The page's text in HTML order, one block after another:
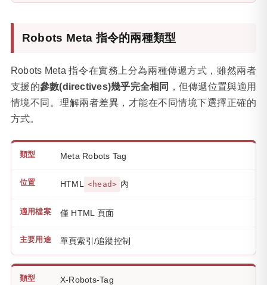
Robots Meta 指令的兩種類型
Robots Meta 指令在實務上分為兩種傳遞方式，雖然兩者
支援的參數(directives)幾乎完全相同
，但傳遞位置與適用
情境不同。理解兩者差異，才能在不同情境下選擇正確的
方式。
Meta Robots Tag
HTML <head> 內
僅 HTML 頁面
單頁索引/追蹤控制
X-Robots-Tag